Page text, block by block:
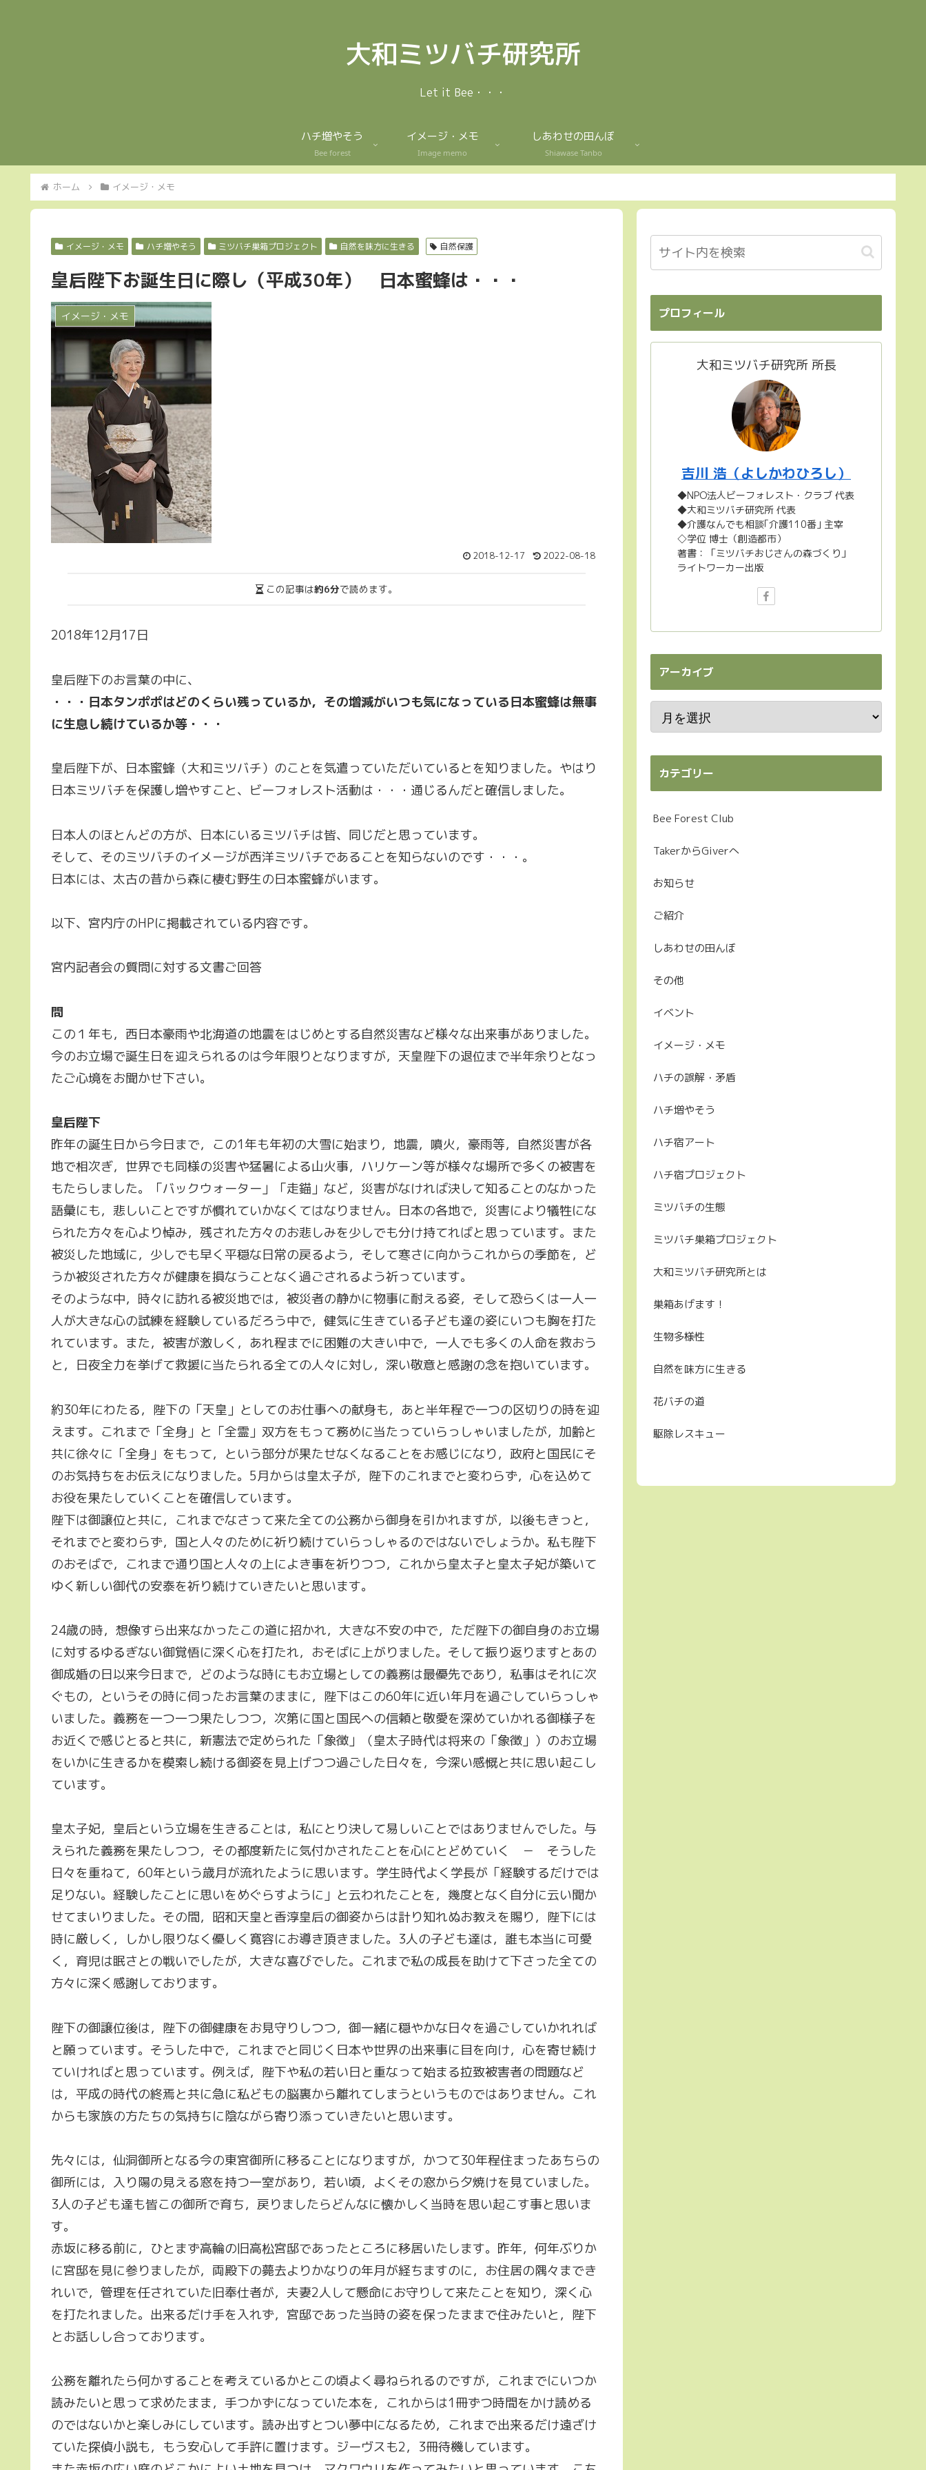
大和ミツバチ研究所
Let it Bee・・・
ハチ増やそう
Bee forest
イメージ・メモ
Image memo
しあわせの田んぼ
Shiawase Tanbo
ホーム イメージ・メモ
イメージ・メモ ハチ増やそう ミツバチ巣箱プロジェクト 自然を味方に生きる 自然保護
皇后陛下お誕生日に際し（平成30年） 日本蜜蜂は・・・
イメージ・メモ
2018-12-17 2022-08-18
この記事は約6分で読めます。
2018年12月17日
皇后陛下のお言葉の中に、
・・・日本タンポポはどのくらい残っているか，その増減がいつも気になっている日本蜜蜂は無事
に生息し続けているか等・・・
皇后陛下が、日本蜜蜂（大和ミツバチ）のことを気遣っていただいているとを知りました。やはり
日本ミツバチを保護し増やすこと、ビーフォレスト活動は・・・通じるんだと確信しました。
日本人のほとんどの方が、日本にいるミツバチは皆、同じだと思っています。
そして、そのミツバチのイメージが西洋ミツバチであることを知らないのです・・・。
日本には、太古の昔から森に棲む野生の日本蜜蜂がいます。
以下、宮内庁のHPに掲載されている内容です。
宮内記者会の質問に対する文書ご回答
問
この１年も，西日本豪雨や北海道の地震をはじめとする自然災害など様々な出来事がありました。
今のお立場で誕生日を迎えられるのは今年限りとなりますが，天皇陛下の退位まで半年余りとなっ
たご心境をお聞かせ下さい。
皇后陛下
昨年の誕生日から今日まで，この1年も年初の大雪に始まり，地震，噴火，豪雨等，自然災害が各
地で相次ぎ，世界でも同様の災害や猛暑による山火事，ハリケーン等が様々な場所で多くの被害を
もたらしました。「バックウォーター」「走錨」など，災害がなければ決して知ることのなかった
語彙にも，悲しいことですが慣れていかなくてはなりません。日本の各地で，災害により犠牲にな
られた方々を心より悼み，残された方々のお悲しみを少しでも分け持てればと思っています。また
被災した地域に，少しでも早く平穏な日常の戻るよう，そして寒さに向かうこれからの季節を，ど
うか被災された方々が健康を損なうことなく過ごされるよう祈っています。
そのような中，時々に訪れる被災地では，被災者の静かに物事に耐える姿，そして恐らくは一人一
人が大きな心の試練を経験しているだろう中で，健気に生きている子ども達の姿にいつも胸を打た
れています。また，被害が激しく，あれ程までに困難の大きい中で，一人でも多くの人命を救おう
と，日夜全力を挙げて救援に当たられる全ての人々に対し，深い敬意と感謝の念を抱いています。
約30年にわたる，陛下の「天皇」としてのお仕事への献身も，あと半年程で一つの区切りの時を迎
えます。これまで「全身」と「全霊」双方をもって務めに当たっていらっしゃいましたが，加齢と
共に徐々に「全身」をもって，という部分が果たせなくなることをお感じになり，政府と国民にそ
のお気持ちをお伝えになりました。5月からは皇太子が，陛下のこれまでと変わらず，心を込めて
お役を果たしていくことを確信しています。
陛下は御譲位と共に，これまでなさって来た全ての公務から御身を引かれますが，以後もきっと，
それまでと変わらず，国と人々のために祈り続けていらっしゃるのではないでしょうか。私も陛下
のおそばで，これまで通り国と人々の上によき事を祈りつつ，これから皇太子と皇太子妃が築いて
ゆく新しい御代の安泰を祈り続けていきたいと思います。
24歳の時，想像すら出来なかったこの道に招かれ，大きな不安の中で，ただ陛下の御自身のお立場
に対するゆるぎない御覚悟に深く心を打たれ，おそばに上がりました。そして振り返りますとあの
御成婚の日以来今日まで，どのような時にもお立場としての義務は最優先であり，私事はそれに次
ぐもの，というその時に伺ったお言葉のままに，陛下はこの60年に近い年月を過ごしていらっしゃ
いました。義務を一つ一つ果たしつつ，次第に国と国民への信頼と敬愛を深めていかれる御様子を
お近くで感じとると共に，新憲法で定められた「象徴」（皇太子時代は将来の「象徴」）のお立場
をいかに生きるかを模索し続ける御姿を見上げつつ過ごした日々を，今深い感慨と共に思い起こし
ています。
皇太子妃，皇后という立場を生きることは，私にとり決して易しいことではありませんでした。与
えられた義務を果たしつつ，その都度新たに気付かされたことを心にとどめていく － そうした
日々を重ねて，60年という歳月が流れたように思います。学生時代よく学長が「経験するだけでは
足りない。経験したことに思いをめぐらすように」と云われたことを，幾度となく自分に云い聞か
せてまいりました。その間，昭和天皇と香淳皇后の御姿からは計り知れぬお教えを賜り，陛下には
時に厳しく，しかし限りなく優しく寛容にお導き頂きました。3人の子ども達は，誰も本当に可愛
く，育児は眠さとの戦いでしたが，大きな喜びでした。これまで私の成長を助けて下さった全ての
方々に深く感謝しております。
陛下の御譲位後は，陛下の御健康をお見守りしつつ，御一緒に穏やかな日々を過ごしていかれれば
と願っています。そうした中で，これまでと同じく日本や世界の出来事に目を向け，心を寄せ続け
ていければと思っています。例えば，陛下や私の若い日と重なって始まる拉致被害者の問題など
は，平成の時代の終焉と共に急に私どもの脳裏から離れてしまうというものではありません。これ
からも家族の方たちの気持ちに陰ながら寄り添っていきたいと思います。
先々には，仙洞御所となる今の東宮御所に移ることになりますが，かつて30年程住まったあちらの
御所には，入り陽の見える窓を持つ一室があり，若い頃，よくその窓から夕焼けを見ていました。
3人の子ども達も皆この御所で育ち，戻りましたらどんなに懐かしく当時を思い起こす事と思いま
す。
赤坂に移る前に，ひとまず高輪の旧高松宮邸であったところに移居いたします。昨年，何年ぶりか
に宮邸を見に参りましたが，両殿下の薨去よりかなりの年月が経ちますのに，お住居の隅々までき
れいで，管理を任されていた旧奉仕者が，夫妻2人して懸命にお守りして来たことを知り，深く心
を打たれました。出来るだけ手を入れず，宮邸であった当時の姿を保ったままで住みたいと，陛下
とお話しし合っております。
公務を離れたら何かすることを考えているかとこの頃よく尋ねられるのですが，これまでにいつか
読みたいと思って求めたまま，手つかずになっていた本を，これからは1冊ずつ時間をかけ読める
のではないかと楽しみにしています。読み出すとつい夢中になるため，これまで出来るだけ遠ざけ
ていた探偵小説も，もう安心して手許に置けます。ジーヴスも2，3冊待機しています。
プロフィール
大和ミツバチ研究所 所長
吉川 浩（よしかわひろし）
◆NPO法人ビーフォレスト・クラブ 代表
◆大和ミツバチ研究所 代表
◆介護なんでも相談｢介護110番｣ 主宰
◇学位 博士（創造都市）
著書：「ミツバチおじさんの森づくり」
ライトワーカー出版
アーカイブ
カテゴリー
Bee Forest Club
TakerからGiverへ
お知らせ
ご紹介
しあわせの田んぼ
その他
イベント
イメージ・メモ
ハチの誤解・矛盾
ハチ増やそう
ハチ宿アート
ハチ宿プロジェクト
ミツバチの生態
ミツバチ巣箱プロジェクト
大和ミツバチ研究所とは
巣箱あげます！
生物多様性
自然を味方に生きる
花バチの道
駆除レスキュー